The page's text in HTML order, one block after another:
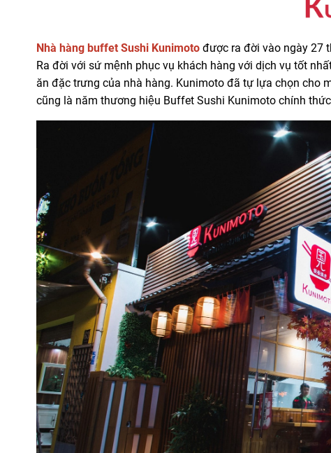
Nhà hàng buffet Sushi Kunimoto được ra đời vào ngày 27
Ra đời với sứ mệnh phục vụ khách hàng với dịch vụ tốt
ăn đặc trưng của nhà hàng. Kunimoto đã tự lựa chọn cho
cũng là năm thương hiệu Buffet Sushi Kunimoto chính